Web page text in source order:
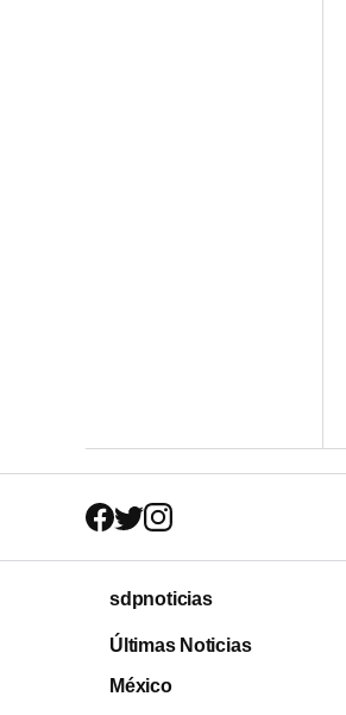
sdpnoticias
Últimas Noticias
México